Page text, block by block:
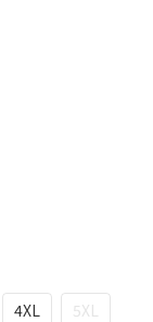
4XL
5XL